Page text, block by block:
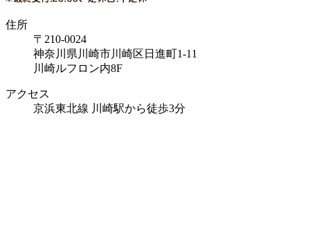
住所
〒210-0024
神奈川県川崎市川崎区日進町1-11
川崎ルフロン内8F
アクセス
京浜東北線 川崎駅から徒歩3分